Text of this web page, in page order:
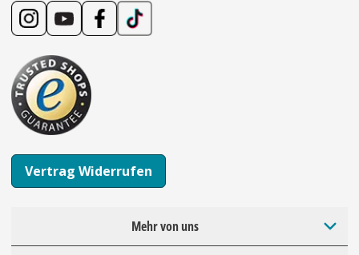
Vertrag Widerrufen
Mehr von uns